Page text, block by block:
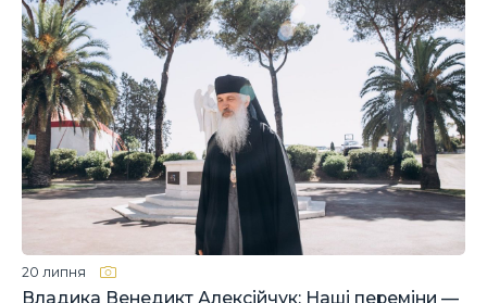
Владика Венедикт Алексійчук: Наші переміни —
20 липня